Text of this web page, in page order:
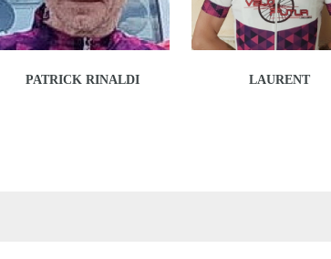
PATRICK RINALDI LAURENT